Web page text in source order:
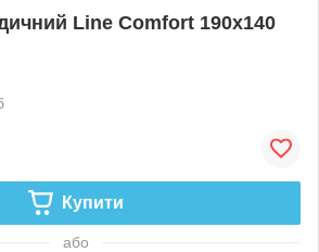
Line Comfort 190х140
Купити
або